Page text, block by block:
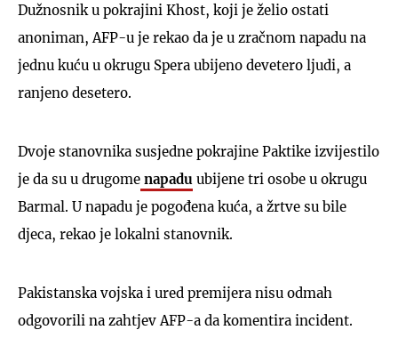
Dužnosnik u pokrajini Khost, koji je želio ostati
anoniman, AFP-u je rekao da je u zračnom napadu na
jednu kuću u okrugu Spera ubijeno devetero ljudi, a
ranjeno desetero.
Dvoje stanovnika susjedne pokrajine Paktike izvijestilo
je da su u drugome napadu ubijene tri osobe u okrugu
Barmal. U napadu je pogođena kuća, a žrtve su bile
djeca, rekao je lokalni stanovnik.
Pakistanska vojska i ured premijera nisu odmah
odgovorili na zahtjev AFP-a da komentira incident.